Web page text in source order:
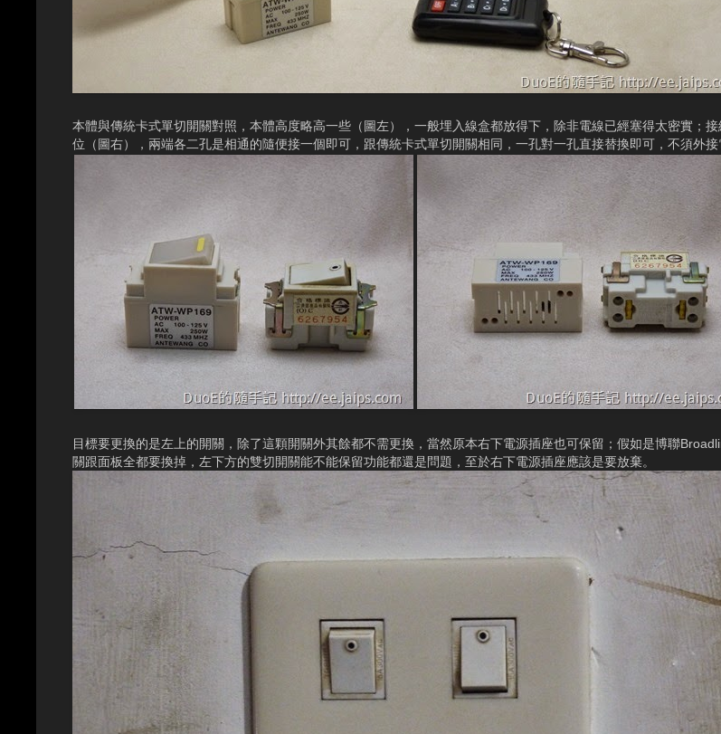
本體與傳統卡式單切開關對照，本體高度略高一些（圖左），一般埋入線盒都放得下，除非電線已經塞得太密實；
位（圖右），兩端各二孔是相通的隨便接一個即可，跟傳統卡式單切開關相同，一孔對一孔直接替換即可，不須外接
目標要更換的是左上的開關，除了這顆開關外其餘都不需更換，當然原本右下電源插座也可保留；假如是博聯
關跟面板全都要換掉，左下方的雙切開關能不能保留功能都還是問題，至於右下電源插座應該是要放棄。